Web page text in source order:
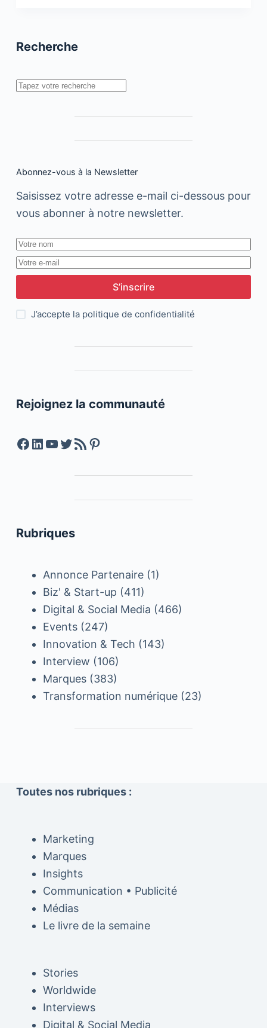
VLV-
Recherche
Rechercher
Abonnez-vous à la Newsletter
Saisissez votre adresse e-mail ci-dessous pour
vous abonner à notre newsletter.
S’inscrire
J’accepte la politique de confidentialité
Rejoignez la communauté
Facebook
LinkedIn
YouTube
Twitter
Feed RSSPinterest
Rubriques
Annonce Partenaire(1)
Biz' & Start-up (411)
Digital & Social Media (466)
Events(247)
Innovation & Tech (143)
Interview (106)
Marques(383)
Transformation numérique(23)
Toutes nos rubriques :
Marketing
Marques
Insights
Communication • Publicité
Médias
Le livre de la semaine
Stories
Worldwide
Interviews
Digital & Social Media